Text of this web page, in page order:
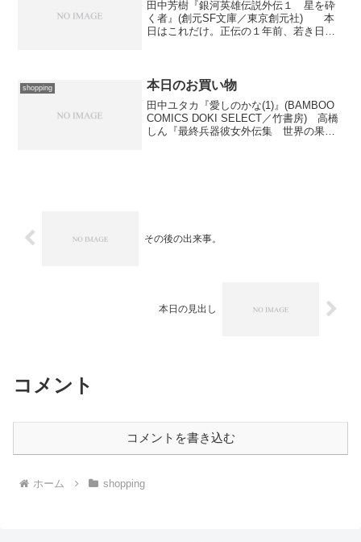
田中芳樹『銀河英雄伝説外伝１ 星を砕
く者』(創元SF文庫／東京創元社) 本
日はこれだけ。正伝の１年前、若き日の
shopping 本日のお買い物
田中ユタカ『愛しのかな(1)』(BAMBOO
COMICS DOKI SELECT／竹書房) 高橋
しん『最終兵器彼女外伝集 世界の果て
その後の出来事。
本日の見出し
コメント
コメントを書き込む
ホーム shopping